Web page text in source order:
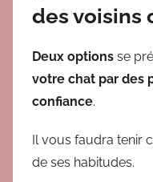
des voisins
Deux options se
votre chat par des
confiance.
Il vous faudra tenir
de ses habitudes.